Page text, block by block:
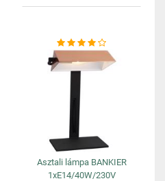
Asztali lámpa BANKIER
1xE14/40W/230V